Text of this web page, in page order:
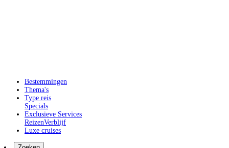
Bestemmingen
Thema's
Type reis
Specials
Exclusieve Services
ReizenVerblijf
Luxe cruises